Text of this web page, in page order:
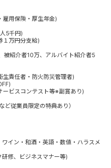
用保険・厚生年金)
5千円)
万円分支給)
紹介者10万、アルバイト紹介者5
責任者・防火防災管理者)
ビスコンテスト等※副賞あり)
従業員限定の特典あり）
イン・和酒・英語・数値・ハラスメ
修、ビジネスマナー等)